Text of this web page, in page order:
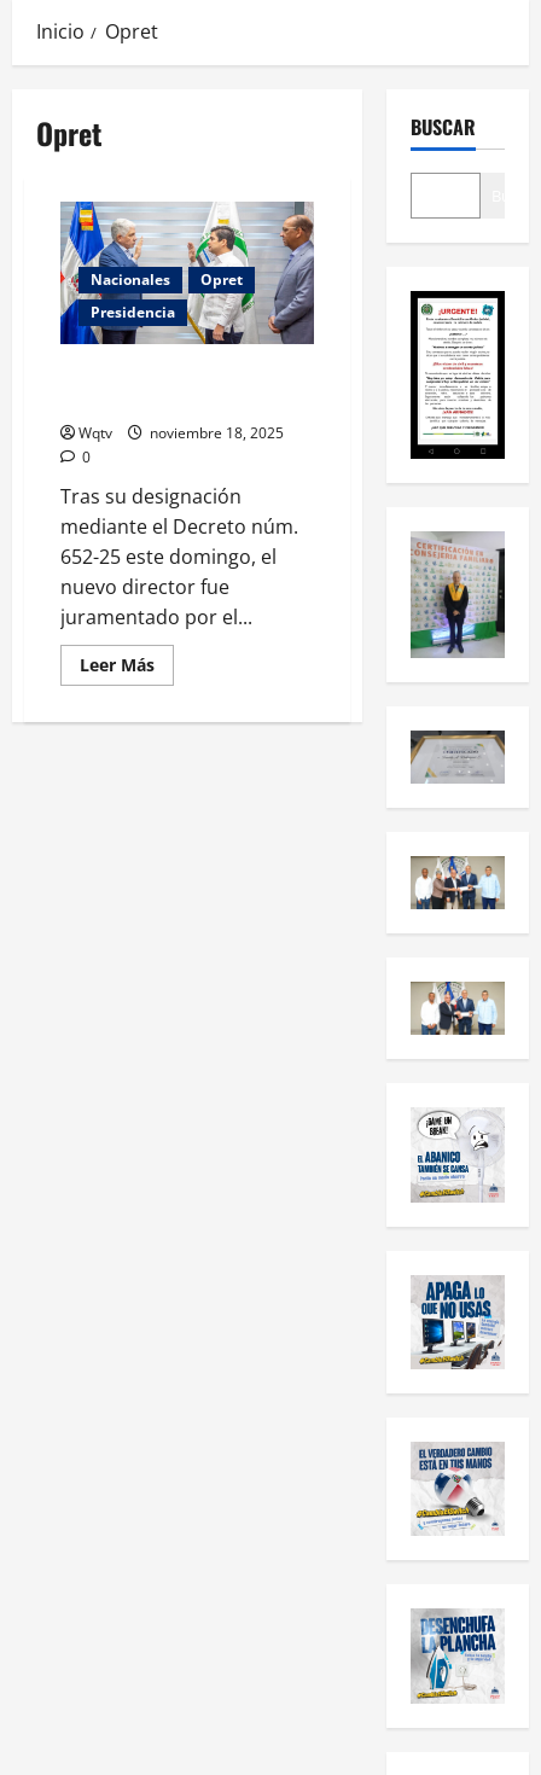
Inicio Opret
Opret
Nacionales
Opret
Presidencia
Wqtv
noviembre 18, 2025
0
Tras su designación
mediante el Decreto núm.
652-25 este domingo, el
nuevo director fue
juramentado por el...
Leer Más
BUSCAR